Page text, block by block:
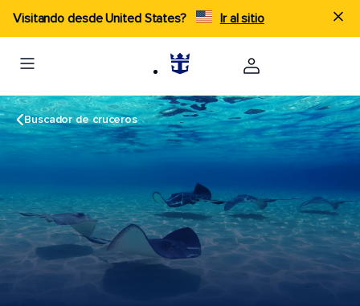
Visitando desde United States? Ir al sitio
Buscador de cruceros